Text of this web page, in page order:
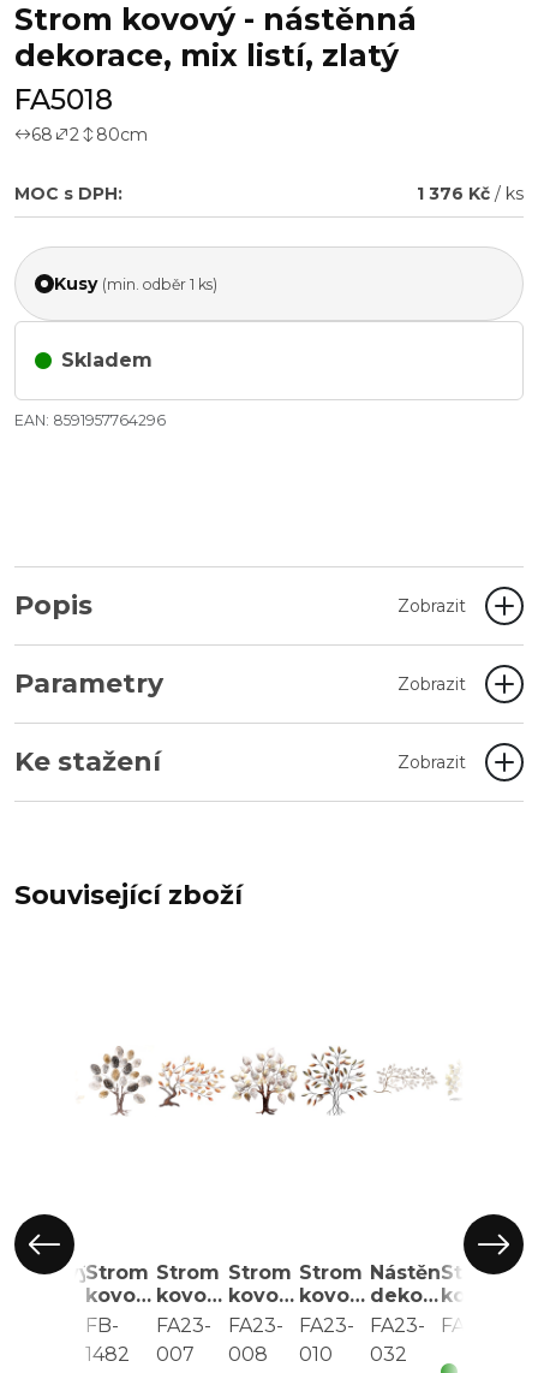
Strom kovový - nástěnná
dekorace, mix listí, zlatý
FA5018
68 2 80cm
MOC s DPH: 1 376 Kč / ks
Kusy (min. odběr 1 ks)
Skladem
EAN: 8591957764296
Popis Zobrazit
Parametry Zobrazit
Ke stažení Zobrazit
Související zboží
Kovový
nástěnná
dekorace,
Strom
kovový
-
nástěnná
dekorace
FB-
1482
Strom
kovový
-
nástěnná
dekorace,
FA23-
007
Strom
kovový
-
nástěnná
dekorace,
FA23-
008
Strom
kovový
-
nástěnná
dekorace,
FA23-
010
Nástěnná
dekorace
-
strom
kovový,
FA23-
032
Strom
kovový
-
FA5020